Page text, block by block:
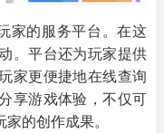
家的服务平台。在这
。平台还为玩家提供
家更便捷地在线查询
享游戏体验，不仅可
的创作成果。